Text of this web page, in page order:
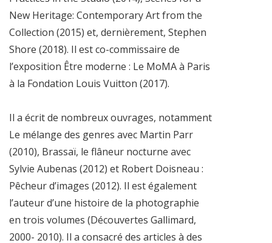
New Heritage: Contemporary Art from the
Collection (2015) et, dernièrement, Stephen
Shore (2018). Il est co-commissaire de
l’exposition Être moderne : Le MoMA à Paris
à la Fondation Louis Vuitton (2017).
Il a écrit de nombreux ouvrages, notamment
Le mélange des genres avec Martin Parr
(2010), Brassaï, le flâneur nocturne avec
Sylvie Aubenas (2012) et Robert Doisneau :
Pêcheur d’images (2012). Il est également
l’auteur d’une histoire de la photographie
en trois volumes (Découvertes Gallimard,
2000- 2010). Il a consacré des articles à des